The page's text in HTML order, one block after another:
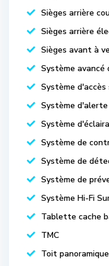
Sièges arrière
Sièges arrière
Sièges avant à
Système
Système d'accès
Système
Système
Système de
Système de
Système de
Système Hi-Fi
Tablette cache
TMC
Toit